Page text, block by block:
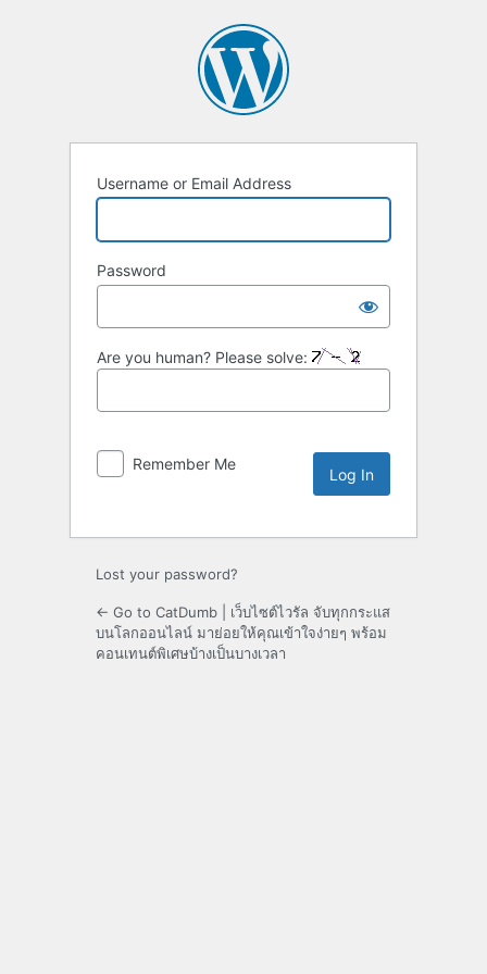
Username or Email Address
Password
Are you human? Please solve:
Remember Me
Lost your password?
← Go to CatDumb | เว็บไซต์ไวรัล จับทุกกระแส
บนโลกออนไลน์ มาย่อยให้คุณเข้าใจง่ายๆ พร้อม
คอนเทนต์พิเศษบ้างเป็นบางเวลา